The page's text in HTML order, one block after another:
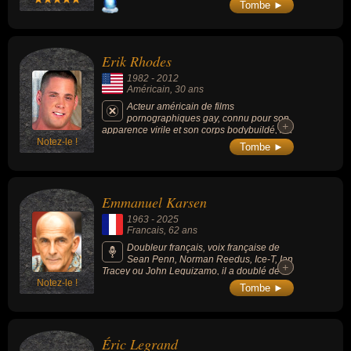
Tombe ►
Notez-le !
Erik Rhodes
1982 - 2012
Américain, 30 ans
Acteur américain de films
pornographiques gay, connu pour son
apparence virile et son corps bodybuildé, il a
joué avec Matthew Rush dans « Heaven to
Hell » (2005) et une scène avec Brent
+
+
Tombe ►
Notez-le !
Emmanuel Karsen
1963 - 2025
Francais, 62 ans
Doubleur français, voix française de
Sean Penn, Norman Reedus, Ice-T, Ian
Tracey ou John Leguizamo, il a doublé de
nombreux personnages dans des films,
+
+
Tombe ►
Éric Legrand